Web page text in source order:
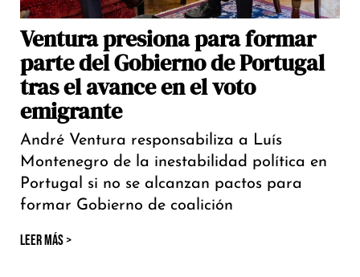
Ventura presiona para formar
parte del Gobierno de Portugal
tras el avance en el voto
emigrante
André Ventura responsabiliza a Luís
Montenegro de la inestabilidad política en
Portugal si no se alcanzan pactos para
formar Gobierno de coalición
LEER MÁS >